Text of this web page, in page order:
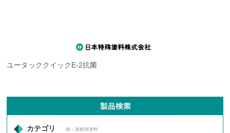
ユータッククイックE-2抗菌
カテゴリ 例：屋根用塗料